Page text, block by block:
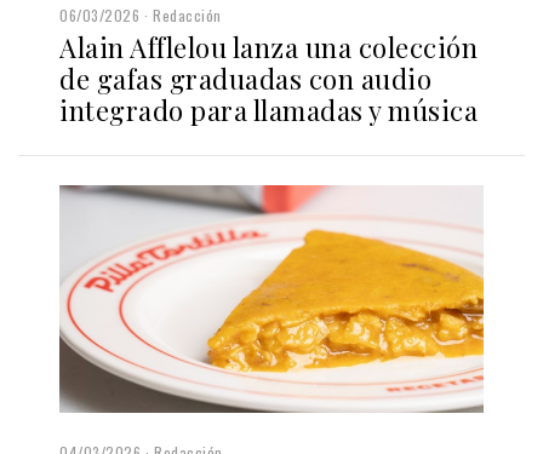
06/03/2026 Redacción
Alain Afflelou lanza una colección
de gafas graduadas con audio
integrado para llamadas y música